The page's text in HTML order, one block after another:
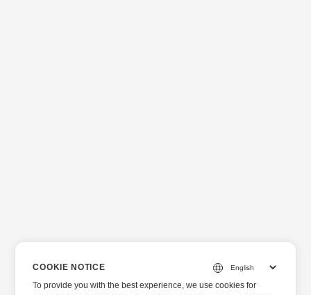
COOKIE NOTICE
To provide you with the best experience, we use cookies for